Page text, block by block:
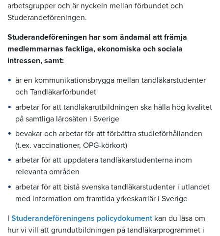
arbetsgrupper och är nyckeln mellan förbundet och
Studerandeföreningen.
Studerandeföreningen har som ändamål att främja
medlemmarnas fackliga, ekonomiska och sociala
intressen, samt:
är en kommunikationsbrygga mellan tandläkarstudenter
och Tandläkarförbundet
arbetar för att tandläkarutbildningen ska hålla hög kvalitet
på samtliga lärosäten i Sverige
bevakar och arbetar för att förbättra studieförhållanden
(t.ex. vaccinationer, OPG-körkort)
arbetar för att uppdatera tandläkarstudenterna inom
relevanta områden
arbetar för att bistå svenska tandläkarstudenter i utlandet
med information om framtida yrkeskarriär i Sverige
I Studerandeföreningens policydokument kan du läsa om
hur vi vill att grundutbildningen på tandläkarprogrammet i